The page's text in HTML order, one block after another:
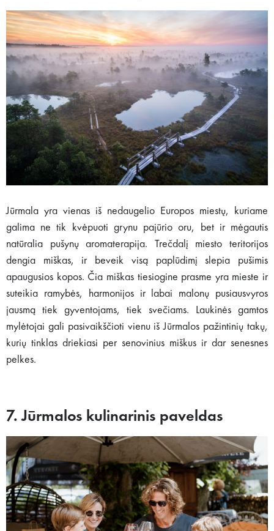
Jūrmala yra vienas iš nedaugelio Europos miestų, kuriame
galima ne tik kvėpuoti grynu pajūrio oru, bet ir mėgautis
natūralia pušynų aromaterapija. Trečdalį miesto teritorijos
dengia miškas, ir beveik visą paplūdimį slepia pušimis
apaugusios kopos. Čia miškas tiesiogine prasme yra mieste ir
suteikia ramybės, harmonijos ir labai malonų pusiausvyros
jausmą tiek gyventojams, tiek svečiams. Laukinės gamtos
mylėtojai gali pasivaikščioti vienu iš Jūrmalos pažintinių takų,
kurių tinklas driekiasi per senovinius miškus ir dar senesnes
pelkes.
7. Jūrmalos kulinarinis paveldas